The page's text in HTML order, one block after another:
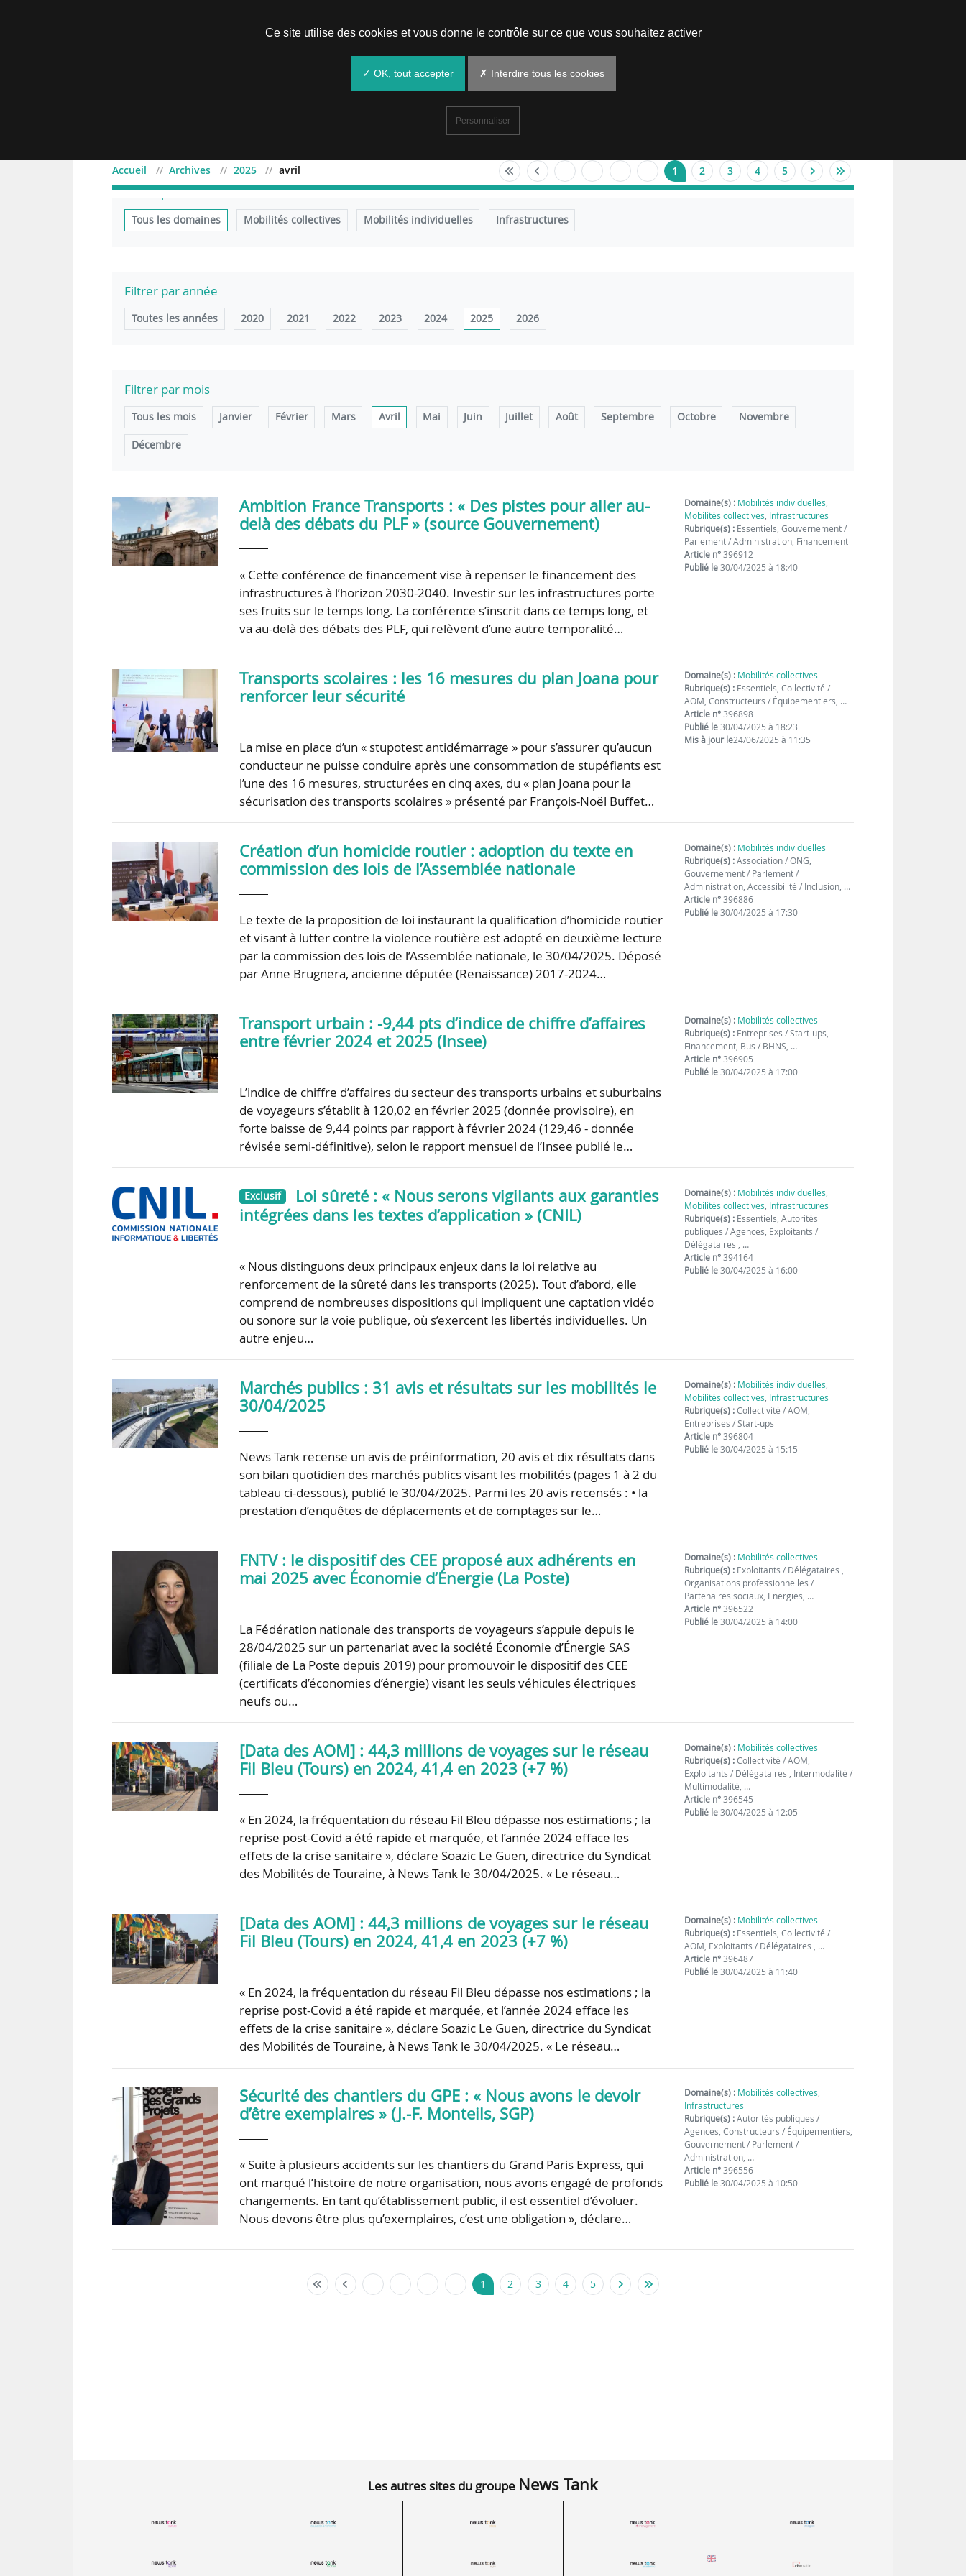
Accueil Archives 2025 avril 1 2 3 4 5
Filtrer par domaine
Tous les domaines Mobilités collectives Mobilités individuelles Infrastructures
Filtrer par année
Toutes les années 2020 2021 2022 2023 2024 2025 2026
Filtrer par mois
Tous les mois Janvier Février Mars Avril Mai Juin Juillet Août Septembre Octobre Novembre
Décembre
Ambition France Transports : « Des pistes pour aller au-
delà des débats du PLF » (source Gouvernement)
« Cette conférence de financement vise à repenser le financement des
infrastructures à l’horizon 2030-2040. Investir sur les infrastructures porte
ses fruits sur le temps long. La conférence s’inscrit dans ce temps long, et
va au-delà des débats des PLF, qui relèvent d’une autre temporalité…
Domaine(s) : Mobilités individuelles,
Mobilités collectives, Infrastructures
Rubrique(s) : Essentiels, Gouvernement /
Parlement / Administration, Financement
Article n°396912
Publié le30/04/2025 à 18:40
Transports scolaires : les 16 mesures du plan Joana pour
renforcer leur sécurité
La mise en place d’un « stupotest antidémarrage » pour s’assurer qu’aucun
conducteur ne puisse conduire après une consommation de stupéfiants est
l’une des 16 mesures, structurées en cinq axes, du « plan Joana pour la
sécurisation des transports scolaires » présenté par François-Noël Buffet…
Domaine(s) : Mobilités collectives
Rubrique(s) : Essentiels, Collectivité /
AOM, Constructeurs / Équipementiers, …
Article n°396898
Publié le30/04/2025 à 18:23
Mis à jour le24/06/2025 à 11:35
Création d’un homicide routier : adoption du texte en
commission des lois de l’Assemblée nationale
Le texte de la proposition de loi instaurant la qualification d’homicide routier
et visant à lutter contre la violence routière est adopté en deuxième lecture
par la commission des lois de l’Assemblée nationale, le 30/04/2025. Déposé
par Anne Brugnera, ancienne députée (Renaissance) 2017-2024…
Domaine(s) : Mobilités individuelles
Rubrique(s) :Association / ONG,
Gouvernement / Parlement /
Administration, Accessibilité / Inclusion, …
Article n°396886
Publié le30/04/2025 à 17:30
Transport urbain : -9,44 pts d’indice de chiffre d’affaires
entre février 2024 et 2025 (Insee)
L’indice de chiffre d’affaires du secteur des transports urbains et suburbains
de voyageurs s’établit à 120,02 en février 2025 (donnée provisoire), en
forte baisse de 9,44 points par rapport à février 2024 (129,46 - donnée
révisée semi-définitive), selon le rapport mensuel de l’Insee publié le…
Domaine(s) : Mobilités collectives
Rubrique(s) : Entreprises / Start-ups,
Financement, Bus / BHNS, …
Article n°396905
Publié le30/04/2025 à 17:00
Exclusif
Loi sûreté : « Nous serons vigilants aux garanties
intégrées dans les textes d’application » (CNIL)
« Nous distinguons deux principaux enjeux dans la loi relative au
renforcement de la sûreté dans les transports (2025). Tout d’abord, elle
comprend de nombreuses dispositions qui impliquent une captation vidéo
ou sonore sur la voie publique, où s’exercent les libertés individuelles. Un
autre enjeu…
Domaine(s) : Mobilités individuelles,
Mobilités collectives, Infrastructures
Rubrique(s) : Essentiels, Autorités
publiques / Agences, Exploitants /
Délégataires , …
Article n°394164
Publié le30/04/2025 à 16:00
Marchés publics : 31 avis et résultats sur les mobilités le
30/04/2025
News Tank recense un avis de préinformation, 20 avis et dix résultats dans
son bilan quotidien des marchés publics visant les mobilités (pages 1 à 2 du
tableau ci-dessous), publié le 30/04/2025. Parmi les 20 avis recensés : • la
prestation d’enquêtes de déplacements et de comptages sur le…
Domaine(s) : Mobilités individuelles,
Mobilités collectives, Infrastructures
Rubrique(s) :Collectivité / AOM,
Entreprises / Start-ups
Article n°396804
Publié le30/04/2025 à 15:15
FNTV : le dispositif des CEE proposé aux adhérents en
mai 2025 avec Économie d’Énergie (La Poste)
La Fédération nationale des transports de voyageurs s’appuie depuis le
28/04/2025 sur un partenariat avec la société Économie d’Énergie SAS
(filiale de La Poste depuis 2019) pour promouvoir le dispositif des CEE
(certificats d’économies d’énergie) visant les seuls véhicules électriques
neufs ou…
Domaine(s) : Mobilités collectives
Rubrique(s) : Exploitants / Délégataires ,
Organisations professionnelles /
Partenaires sociaux, Energies, …
Article n°396522
Publié le30/04/2025 à 14:00
[Data des AOM] : 44,3 millions de voyages sur le réseau
Fil Bleu (Tours) en 2024, 41,4 en 2023 (+7 %)
« En 2024, la fréquentation du réseau Fil Bleu dépasse nos estimations ; la
reprise post-Covid a été rapide et marquée, et l’année 2024 efface les
effets de la crise sanitaire », déclare Soazic Le Guen, directrice du Syndicat
des Mobilités de Touraine, à News Tank le 30/04/2025. « Le réseau…
Domaine(s) : Mobilités collectives
Rubrique(s) :Collectivité / AOM,
Exploitants / Délégataires , Intermodalité /
Multimodalité, …
Article n°396545
Publié le30/04/2025 à 12:05
[Data des AOM] : 44,3 millions de voyages sur le réseau
Fil Bleu (Tours) en 2024, 41,4 en 2023 (+7 %)
« En 2024, la fréquentation du réseau Fil Bleu dépasse nos estimations ; la
reprise post-Covid a été rapide et marquée, et l’année 2024 efface les
effets de la crise sanitaire », déclare Soazic Le Guen, directrice du Syndicat
des Mobilités de Touraine, à News Tank le 30/04/2025. « Le réseau…
Domaine(s) : Mobilités collectives
Rubrique(s) : Essentiels, Collectivité /
AOM, Exploitants / Délégataires , …
Article n°396487
Publié le30/04/2025 à 11:40
Sécurité des chantiers du GPE : « Nous avons le devoir
d’être exemplaires » (J.-F. Monteils, SGP)
« Suite à plusieurs accidents sur les chantiers du Grand Paris Express, qui
ont marqué l’histoire de notre organisation, nous avons engagé de profonds
changements. En tant qu’établissement public, il est essentiel d’évoluer.
Nous devons être plus qu’exemplaires, c’est une obligation », déclare…
Domaine(s) : Mobilités collectives,
Infrastructures
Rubrique(s) :Autorités publiques /
Agences, Constructeurs / Équipementiers,
Gouvernement / Parlement /
Administration, …
Article n°396556
Publié le30/04/2025 à 10:50
1 2 3 4 5
Les autres sites du groupe News Tank
Ce site utilise des cookies et vous donne le contrôle sur ce que vous souhaitez activer
✓ OK, tout accepter ✗ Interdire tous les cookies
Personnaliser